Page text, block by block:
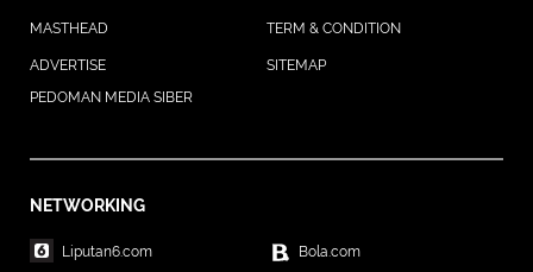
MASTHEAD TERM & CONDITION
ADVERTISE
SITEMAP
PEDOMAN MEDIA SIBER
NETWORKING
Liputan6.com Bola.com